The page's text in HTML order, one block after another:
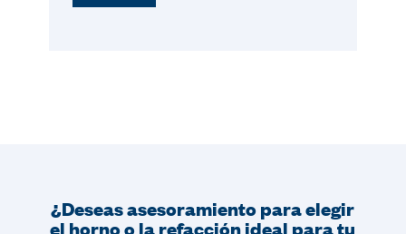
¿Deseas asesoramiento para elegir
el horno o la refacción ideal para tu